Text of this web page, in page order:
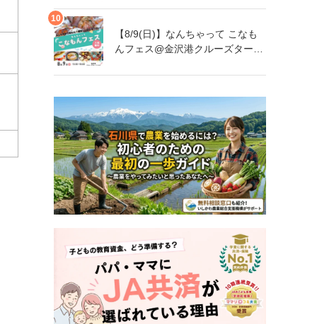
【8/9(日)】なんちゃって こなも
んフェス@金沢港クルーズターミ